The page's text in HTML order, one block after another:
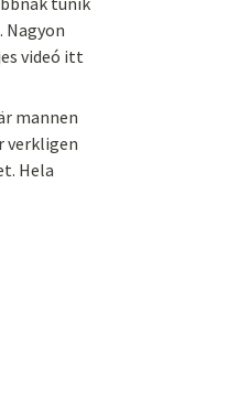
Nagyon
videó itt
mannen
verkligen
Hela